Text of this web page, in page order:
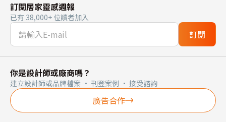
訂閱居家靈感週報
已有 38,000+ 位讀者加入
訂閱
你是設計師或廠商嗎？
建立設計師或品牌檔案 · 刊登案例 · 接受諮詢
廣告合作